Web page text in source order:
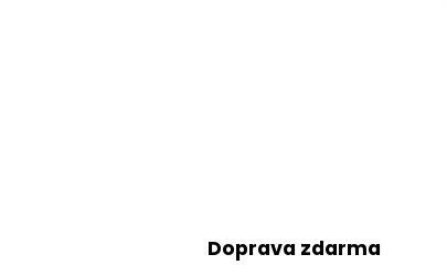
Doprava zdarma